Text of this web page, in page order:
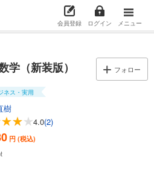
会員登録 ログイン メニュー
学（新装版） フォロー
ネス・実用
樹
4.0(2)
円 (税込)